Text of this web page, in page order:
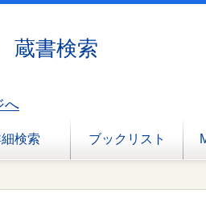
蔵書検索
へ
検索 ブックリスト